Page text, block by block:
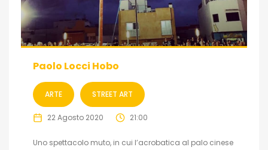
Paolo Locci Hobo
ARTE STREET ART
22 Agosto 2020 21:00
Uno spettacolo muto, in cui l’acrobatica al palo cinese